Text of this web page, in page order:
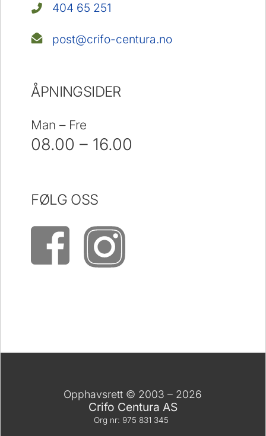
404 65 251
post@crifo-centura.no
ÅPNINGSIDER
Man – Fre
08.00 – 16.00
FØLG OSS
Opphavsrett © 2003 – 2026
Crifo Centura AS
Org nr: 975 831 345